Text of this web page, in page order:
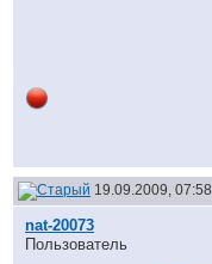
19.09.2009, 07:58
nat-20073
Пользователь